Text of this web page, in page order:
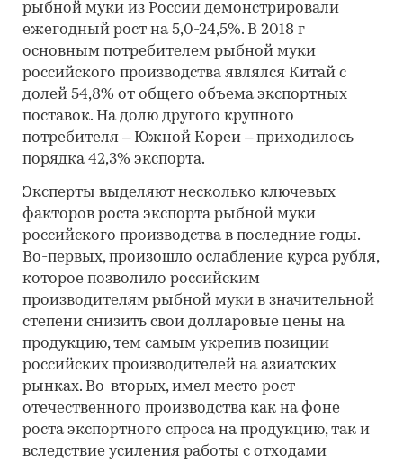
рыбной муки из России демонстрировали
ежегодный рост на 5,0-24,5%. В 2018 г
основным потребителем рыбной муки
российского производства являлся Китай с
долей 54,8% от общего объема экспортных
поставок. На долю другого крупного
потребителя – Южной Кореи – приходилось
порядка 42,3% экспорта.
Эксперты выделяют несколько ключевых
факторов роста экспорта рыбной муки
российского производства в последние годы.
Во-первых, произошло ослабление курса рубля,
которое позволило российским
производителям рыбной муки в значительной
степени снизить свои долларовые цены на
продукцию, тем самым укрепив позиции
российских производителей на азиатских
рынках. Во-вторых, имел место рост
отечественного производства как на фоне
роста экспортного спроса на продукцию, так и
вследствие усиления работы с отходами